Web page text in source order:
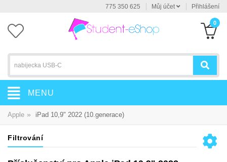
775 350 625 Můj účet Přihlášení
0
MENU
Apple » iPad 10,9" 2022 (10.generace)
Filtrování